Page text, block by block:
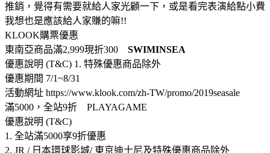
推銷，覺得有需要就給人家光顧一下，或是看完表演給點小費
我想也是應該給人家賺的嘛!!
KLOOK購票優惠
東南亞商品滿2,999現折300 SWIMINSEA
優惠說明 (T&C) 1. 特殊優惠商品除外
優惠期間 7/1~8/31
活動網址 https://www.klook.com/zh-TW/promo/2019seasale
滿5000，全站9折 PLAYAGAME
優惠說明 (T&C)
1. 全站滿5000享9折優惠
2. JR / 日本環球影城/ 東京迪士尼及特殊優惠商品除外